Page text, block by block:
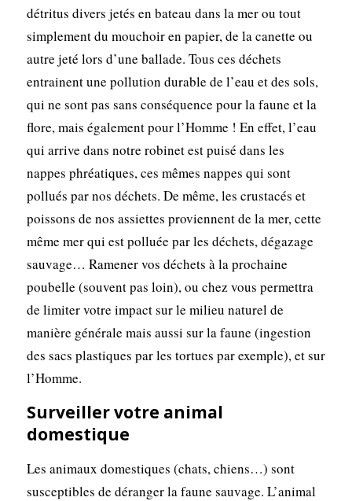
détritus divers jetés en bateau dans la mer ou tout
simplement du mouchoir en papier, de la canette ou
autre jeté lors d’une ballade. Tous ces déchets
entrainent une pollution durable de l’eau et des sols,
qui ne sont pas sans conséquence pour la faune et la
flore, mais également pour l’Homme ! En effet, l’eau
qui arrive dans notre robinet est puisé dans les
nappes phréatiques, ces mêmes nappes qui sont
pollués par nos déchets. De même, les crustacés et
poissons de nos assiettes proviennent de la mer, cette
même mer qui est polluée par les déchets, dégazage
sauvage… Ramener vos déchets à la prochaine
poubelle (souvent pas loin), ou chez vous permettra
de limiter votre impact sur le milieu naturel de
manière générale mais aussi sur la faune (ingestion
des sacs plastiques par les tortues par exemple), et sur
l’Homme.
Surveiller votre animal
domestique
Les animaux domestiques (chats, chiens…) sont
susceptibles de déranger la faune sauvage. L’animal